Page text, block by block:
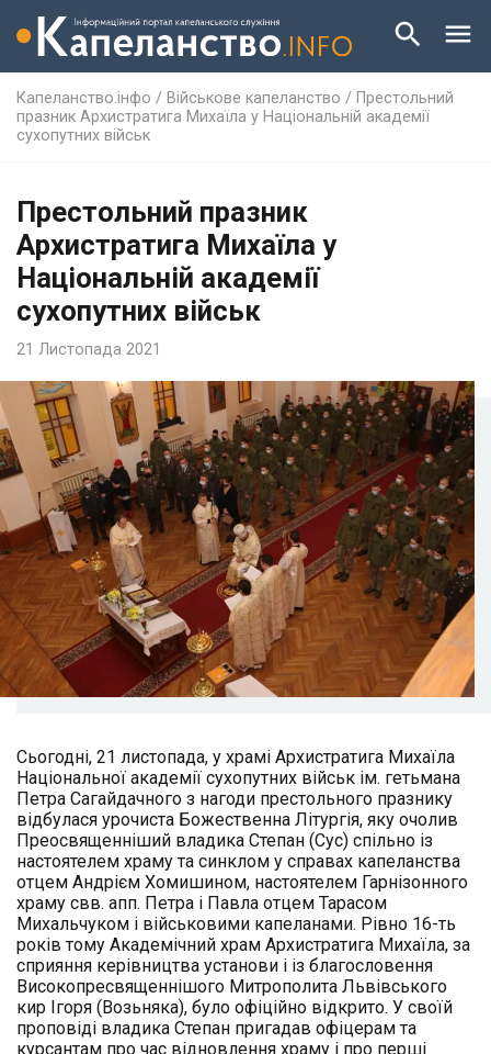
Капеланство.інфо / Військове капеланство / Престольний
празник Архистратига Михаїла у Національній академії
сухопутних військ
Престольний празник
Архистратига Михаїла у
Національній академії
сухопутних військ
21 Листопада 2021
Сьогодні, 21 листопада, у храмі Архистратига Михаїла
Національної академії сухопутних військ ім. гетьмана
Петра Сагайдачного з нагоди престольного празнику
відбулася урочиста Божественна Літургія, яку очолив
Преосвященніший владика Степан (Сус) спільно із
настоятелем храму та синклом у справах капеланства
отцем Андрієм Хомишином, настоятелем Гарнізонного
храму свв. апп. Петра і Павла отцем Тарасом
Михальчуком і військовими капеланами. Рівно 16-ть
років тому Академічний храм Архистратига Михаїла, за
сприяння керівництва установи і із благословення
Високопресвященнішого Митрополита Львівського
кир Ігоря (Возьняка), було офіційно відкрито. У своїй
проповіді владика Степан пригадав офіцерам та
курсантам про час відновлення храму і про перші